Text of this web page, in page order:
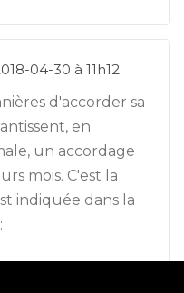
04-30 à 11h12
d'accorder sa
en
un accordage
mois. C'est la
indiquée dans la